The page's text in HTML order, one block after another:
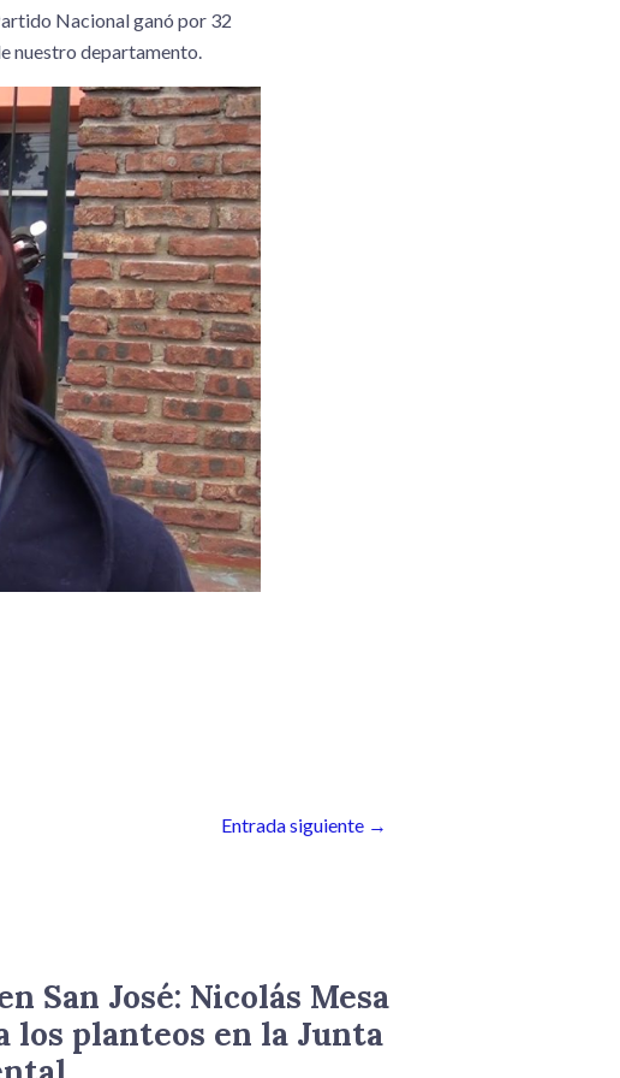
Nacional ganó por 32
nuestro departamento.
Entrada siguiente →
San José: Nicolás Mesa
los planteos en la Junta